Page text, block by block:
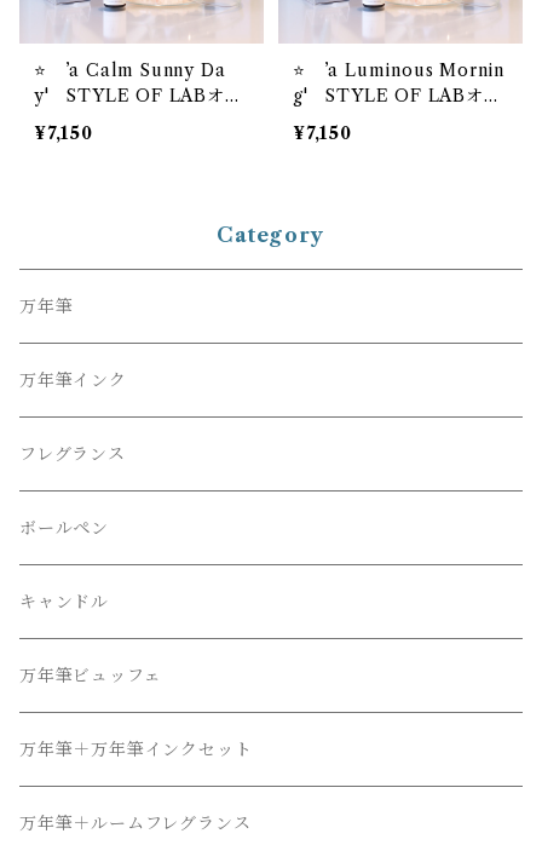
⭐️ ’a Calm Sunny Da
y' STYLE OF LABオリ
ジナル アロマソルトディ
フューザー ＋【お名入れ
¥7,150
⭐️ ’a Luminous Mornin
g' STYLE OF LABオリ
ジナル アロマソルトディ
フューザー ＋【お名入れ
¥7,150
Category
万年筆
万年筆インク
フレグランス
ボールペン
キャンドル
万年筆ビュッフェ
万年筆＋万年筆インクセット
万年筆＋ルームフレグランス